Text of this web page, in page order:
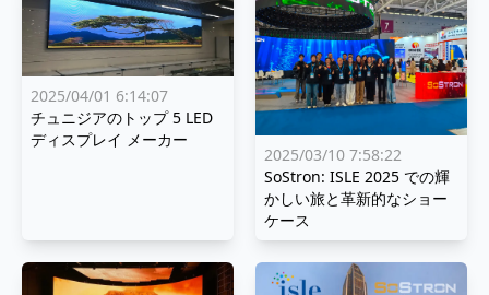
2025/04/01 6:14:07
チュニジアのトップ 5 LED
ディスプレイ メーカー
2025/03/10 7:58:22
SoStron: ISLE 2025 での輝
かしい旅と革新的なショー
ケース